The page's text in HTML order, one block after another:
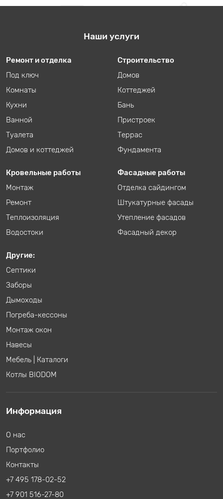
Наши услуги
Ремонт и отделка
Под ключ
Комнаты
Кухни
Ванной
Туалета
Домов и коттеджей
Строительство
Домов
Коттеджей
Бань
Пристроек
Террас
Фундамента
Кровельные работы
Монтаж
Ремонт
Теплоизоляция
Водостоки
Фасадные работы
Отделка сайдингом
Штукатурные фасады
Утепление фасадов
Фасадный декор
Другие:
Септики
Заборы
Дымоходы
Погреба-кессоны
Монтаж окон
Навесы
Мебель
Каталоги
Котлы BIODOM
Информация
О нас
Портфолио
Контакты
+7 495 178-02-52
+7 901 516-27-80